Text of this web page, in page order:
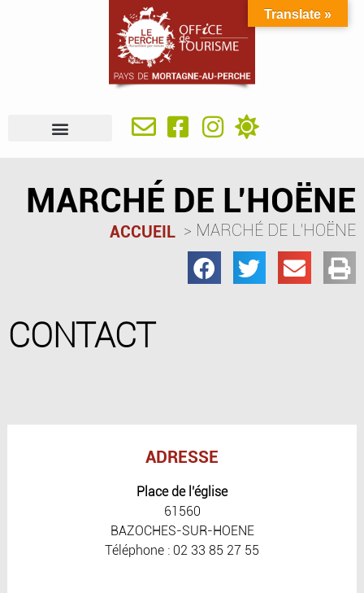
MARCHÉ DE L’HOËNE
ACCUEIL MARCHÉ DE L’HOËNE
CONTACT
ADRESSE
Place de l'église
61560
BAZOCHES-SUR-HOENE
Téléphone : 02 33 85 27 55
Translate »